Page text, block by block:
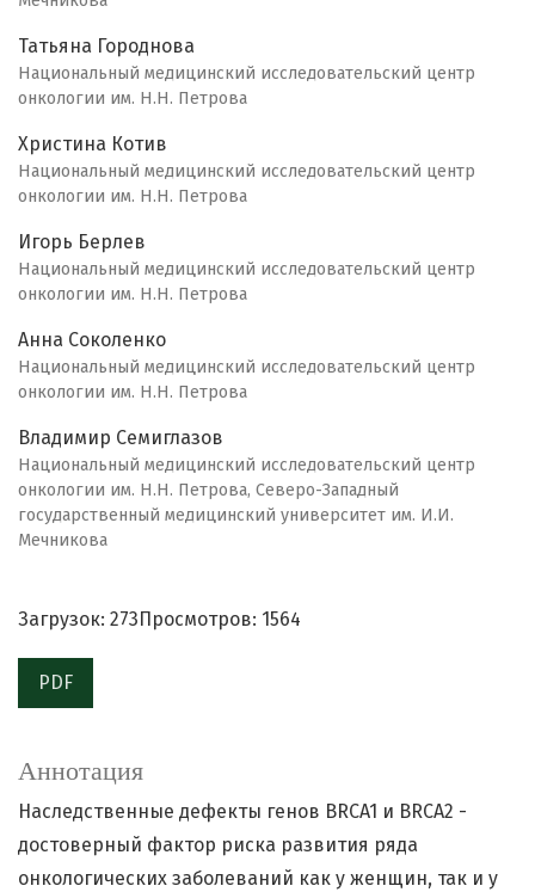
Татьяна Городнова
Национальный медицинский исследовательский центр
онкологии им. Н.Н. Петрова
Христина Котив
Национальный медицинский исследовательский центр
онкологии им. Н.Н. Петрова
Игорь Берлев
Национальный медицинский исследовательский центр
онкологии им. Н.Н. Петрова
Анна Соколенко
Национальный медицинский исследовательский центр
онкологии им. Н.Н. Петрова
Владимир Семиглазов
Национальный медицинский исследовательский центр
онкологии им. Н.Н. Петрова, Северо-Западный
государственный медицинский университет им. И.И.
Мечникова
Загрузок: 273 Просмотров: 1564
PDF
Аннотация
Наследственные дефекты генов BRCA1 и BRCA2 -
достоверный фактор риска развития ряда
онкологических заболеваний как у женщин, так и у